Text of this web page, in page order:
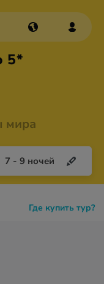
5*
мира
7 - 9 ночей
Где купить тур?